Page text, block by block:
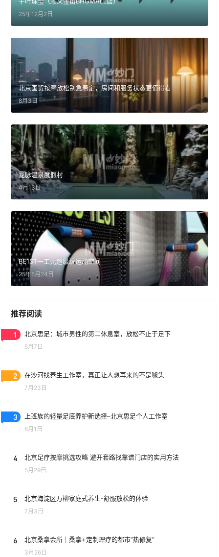
25年12月2日
北京国贸按摩放松别急着定，房间和服务状态更值得看
8月3日
龙脉温泉度假村
4月13日
BE1ST一工元超级玩运动空间
25年5月24日
推荐阅读
1 北京思足：城市男性的第二休息室，放松不止于足下
5月7日
2 在沙河找养生工作室，真正让人想再来的不是噱头
7月23日
3 上班族的轻量足底养护新选择–北京思足个人工作室
6月1日
4 北京足疗按摩挑选攻略 避开套路找靠谱门店的实用方法
5月29日
5 北京海淀区万柳家庭式养生-舒服放松的体验
7月3日
6 北京桑拿会所｜桑拿+定制理疗的都市“热修复”
3月26日